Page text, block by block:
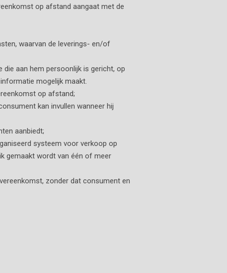
op afstand aangaat met de
waarvan de leverings- en/of
aan hem persoonlijk is gericht, op
mogelijk maakt.
op afstand;
kan invullen wanneer hij
aanbiedt;
systeem voor verkoop op
gemaakt wordt van één of meer
zonder dat consument en